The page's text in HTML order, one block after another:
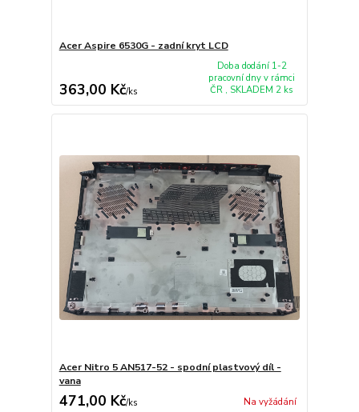
Acer Aspire 6530G - zadní kryt LCD
363,00 Kč/ks
Doba dodání 1-2
pracovní dny v rámci
ČR , SKLADEM 2 ks
Acer Nitro 5 AN517-52 - spodní plastvový díl -
vana
471,00 Kč/ks Na vyžádání